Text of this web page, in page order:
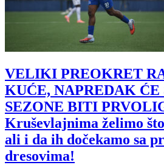
VELIKI PREOKRET
KUĆE, NAPREDAK ĆE
SEZONE BITI
Kruševlajnima želimo
ali i da ih dočekamo sa
dresovima!